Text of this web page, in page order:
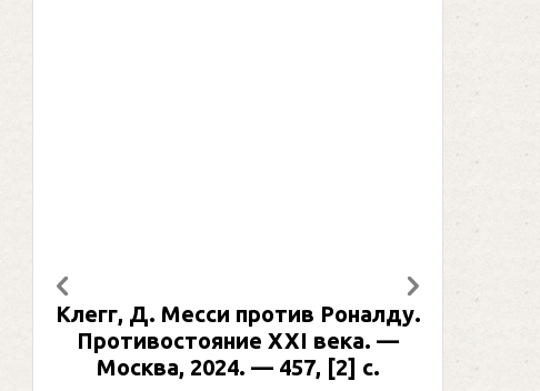
Клегг, Д. Месси против Роналду.
Противостояние XXI века. —
Москва, 2024. — 457, [2] с.
Предыдущий Следующий